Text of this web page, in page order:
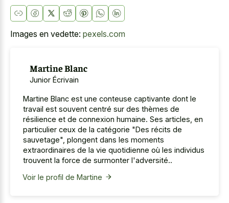
Images en vedette: pexels.com
Martine Blanc
Junior Écrivain
Martine Blanc est une conteuse captivante dont le
travail est souvent centré sur des thèmes de
résilience et de connexion humaine. Ses articles, en
particulier ceux de la catégorie "Des récits de
sauvetage", plongent dans les moments
extraordinaires de la vie quotidienne où les individus
trouvent la force de surmonter l'adversité..
Voir le profil de Martine